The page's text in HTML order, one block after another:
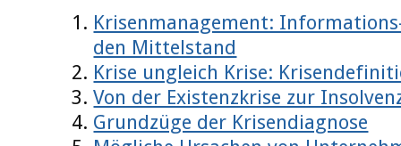
Krisenmanagement:
den Mittelstand
Krise ungleich Krise:
Von der Existenzkrise zur
Grundzüge der Krisendiagnose